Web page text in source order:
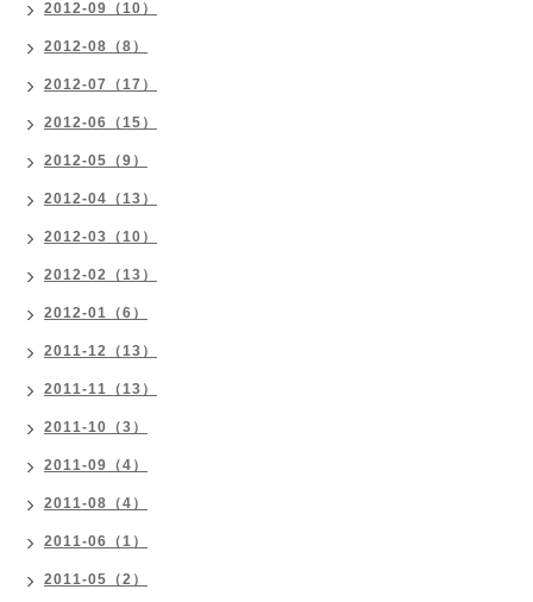
2012-09（10）
2012-08（8）
2012-07（17）
2012-06（15）
2012-05（9）
2012-04（13）
2012-03（10）
2012-02（13）
2012-01（6）
2011-12（13）
2011-11（13）
2011-10（3）
2011-09（4）
2011-08（4）
2011-06（1）
2011-05（2）